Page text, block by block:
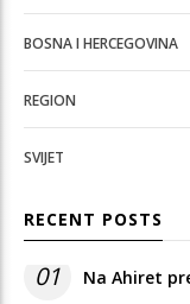
BOSNA I HERCEGOVINA
REGION
SVIJET
RECENT POSTS
01 Na Ahiret